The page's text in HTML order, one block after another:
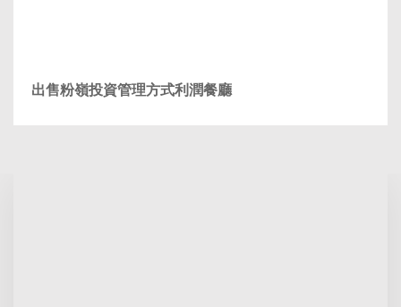
出售粉嶺投資管理方式利潤餐廳